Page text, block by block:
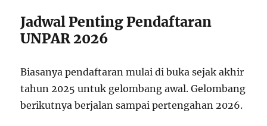
Jadwal Penting Pendaftaran
UNPAR 2026
Biasanya pendaftaran mulai di buka sejak akhir
tahun 2025 untuk gelombang awal. Gelombang
berikutnya berjalan sampai pertengahan 2026.